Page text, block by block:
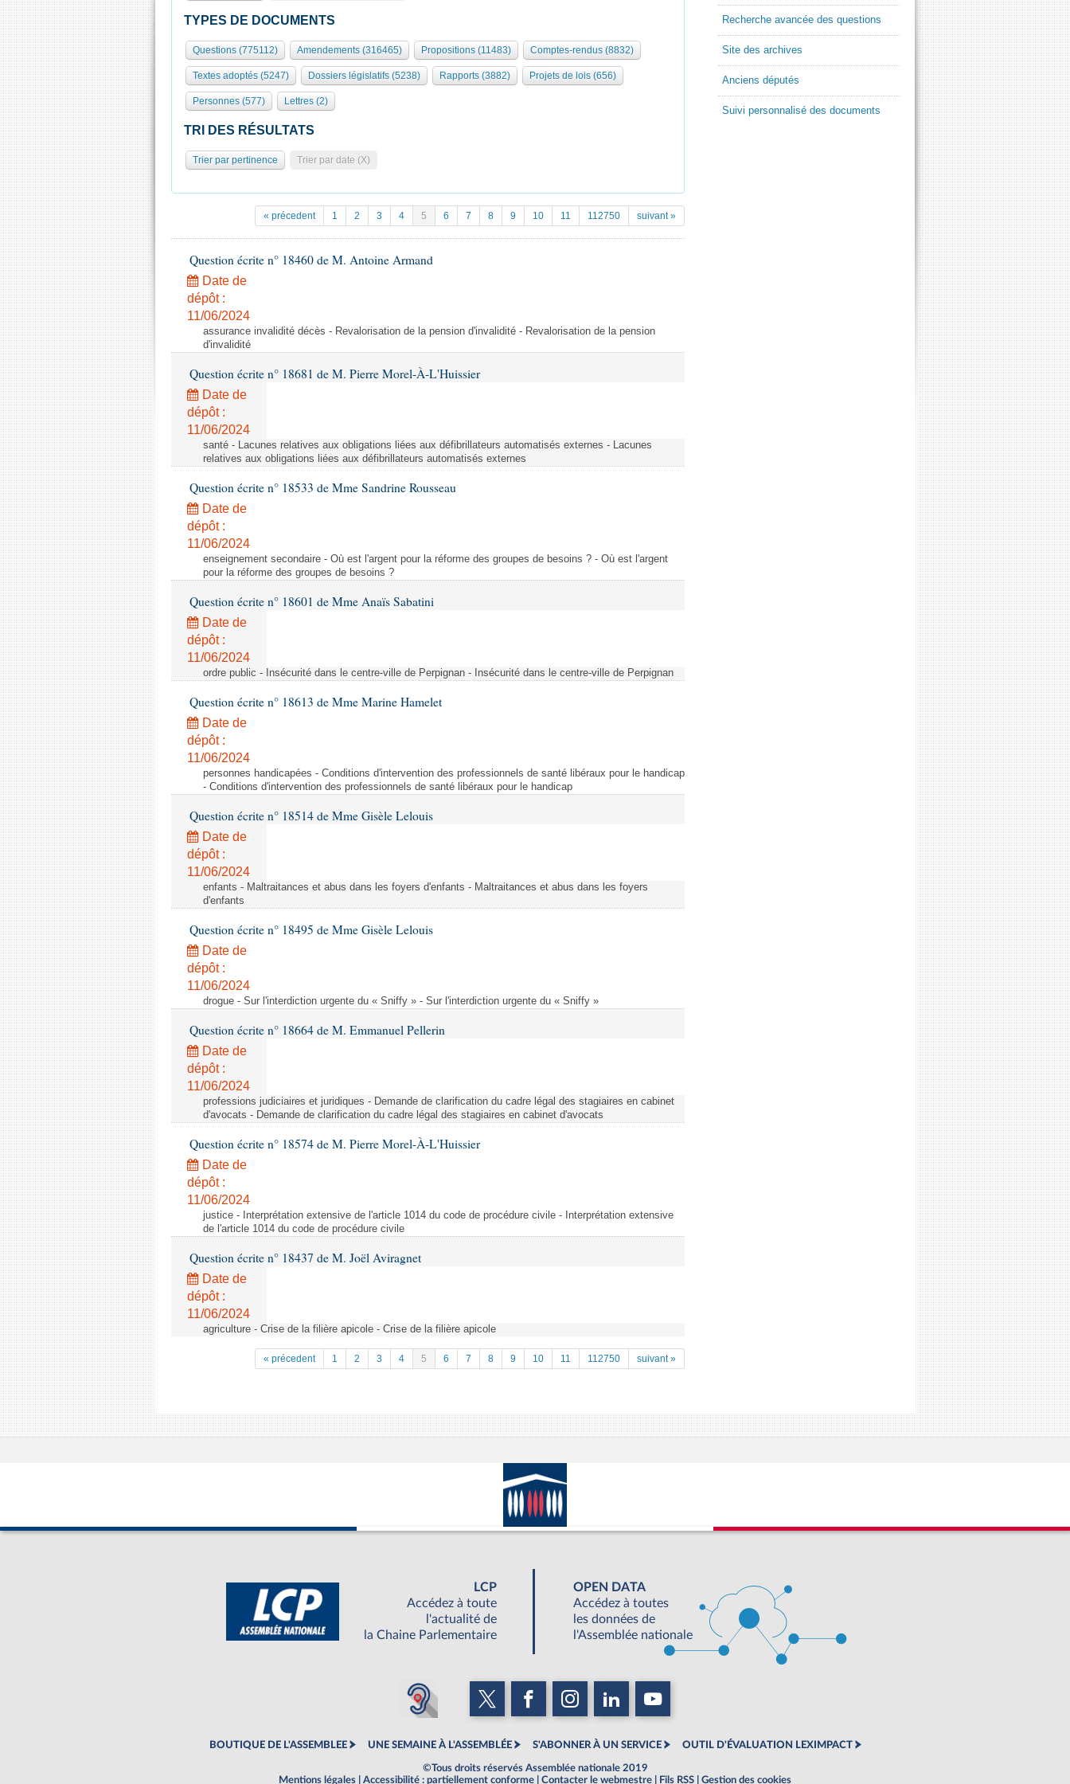
TYPES DE DOCUMENTS
Questions (775112) Amendements (316465) Propositions (11483) Comptes-rendus (8832)
Textes adoptés (5247) Dossiers législatifs (5238) Rapports (3882) Projets de lois (656)
Personnes (577) Lettres (2)
TRI DES RÉSULTATS
Trier par pertinence Trier par date (X)
« précedent 1 2 3 4 5 6 7 8 9 10 11 112750 suivant »
Question écrite n° 18460 de M. Antoine Armand
Date de
dépôt :
11/06/2024
assurance invalidité décès - Revalorisation de la pension d'invalidité - Revalorisation de la pension
d'invalidité
Question écrite n° 18681 de M. Pierre Morel-À-L'Huissier
Date de
dépôt :
11/06/2024
santé - Lacunes relatives aux obligations liées aux défibrillateurs automatisés externes - Lacunes
relatives aux obligations liées aux défibrillateurs automatisés externes
Question écrite n° 18533 de Mme Sandrine Rousseau
Date de
dépôt :
11/06/2024
enseignement secondaire - Où est l'argent pour la réforme des groupes de besoins ? - Où est l'argent
pour la réforme des groupes de besoins ?
Question écrite n° 18601 de Mme Anaïs Sabatini
Date de
dépôt :
11/06/2024
ordre public - Insécurité dans le centre-ville de Perpignan - Insécurité dans le centre-ville de Perpignan
Question écrite n° 18613 de Mme Marine Hamelet
Date de
dépôt :
11/06/2024
personnes handicapées - Conditions d'intervention des professionnels de santé libéraux pour le handicap
- Conditions d'intervention des professionnels de santé libéraux pour le handicap
Question écrite n° 18514 de Mme Gisèle Lelouis
Date de
dépôt :
11/06/2024
enfants - Maltraitances et abus dans les foyers d'enfants - Maltraitances et abus dans les foyers
d'enfants
Question écrite n° 18495 de Mme Gisèle Lelouis
Date de
dépôt :
11/06/2024
drogue - Sur l'interdiction urgente du « Sniffy » - Sur l'interdiction urgente du « Sniffy »
Question écrite n° 18664 de M. Emmanuel Pellerin
Date de
dépôt :
11/06/2024
professions judiciaires et juridiques - Demande de clarification du cadre légal des stagiaires en cabinet
d'avocats - Demande de clarification du cadre légal des stagiaires en cabinet d'avocats
Question écrite n° 18574 de M. Pierre Morel-À-L'Huissier
Date de
dépôt :
11/06/2024
justice - Interprétation extensive de l'article 1014 du code de procédure civile - Interprétation extensive
de l'article 1014 du code de procédure civile
Question écrite n° 18437 de M. Joël Aviragnet
Date de
dépôt :
11/06/2024
agriculture - Crise de la filière apicole - Crise de la filière apicole
« précedent 1 2 3 4 5 6 7 8 9 10 11 112750 suivant »
Recherche avancée des questions
Site des archives
Anciens députés
Suivi personnalisé des documents
LCP
Accédez à toute
l'actualité de
la Chaine Parlementaire
OPEN DATA
Accédez à toutes
les données de
l'Assemblée nationale
BOUTIQUE DE L'ASSEMBLEE UNE SEMAINE À L'ASSEMBLÉE S'ABONNER À UN SERVICE OUTIL D'ÉVALUATION LEXIMPACT
©Tous droits réservés Assemblée nationale 2019
Mentions légales
Accessibilité : partiellement conforme Contacter le webmestre Fils RSS Gestion des cookies